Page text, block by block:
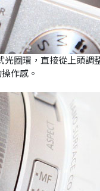
圈環，直接從上頭調
操作感。